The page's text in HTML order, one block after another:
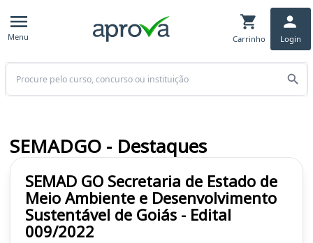
Menu Carrinho Login
Buscar
SEMAD GO Secretaria de Estado de
Meio Ambiente e Desenvolvimento
Sustentável de Goiás - Edital
009/2022
SEMADGO - Destaques